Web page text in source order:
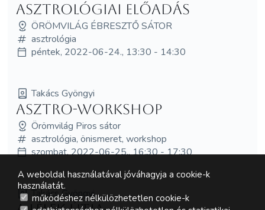
asztrológiai előadás
ÖRÖMVILÁG ÉBRESZTŐ SÁTOR
asztrológia
péntek, 2022-06-24., 13:30 - 14:30
Takács Gyöngyi
Asztro-workshop
Örömvilág Piros sátor
asztrológia, önismeret, workshop
szombat, 2022-06-25., 16:30 - 17:30
Takács Gyöngyi
A weboldal használatával jóváhagyja a cookie-k
használatát.
működéshez nélkülözhetetlen cookie-k